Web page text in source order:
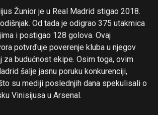
Žunior je u Real Madrid stigao 2018.
Od tada je odigrao 375 utakmica
i postigao 128 golova. Ovaj
potvrđuje poverenje kluba u njegov
za budućnost ekipe. Osim toga, ovim
šalje jasnu poruku konkurenciji,
su mediji poslednjih dana spekulisali o
Vinisijusa u Arsenal.